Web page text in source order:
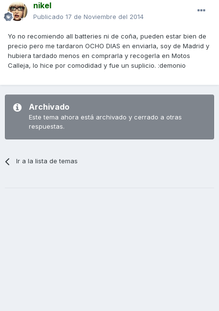
nikel
Publicado 17 de Noviembre del 2014
Yo no recomiendo all batteries ni de coña, pueden estar bien de
precio pero me tardaron OCHO DIAS en enviarla, soy de Madrid y
hubiera tardado menos en comprarla y recogerla en Motos
Calleja, lo hice por comodidad y fue un suplicio. :demonio
Archivado
Este tema ahora está archivado y cerrado a otras
respuestas.
Ir a la lista de temas